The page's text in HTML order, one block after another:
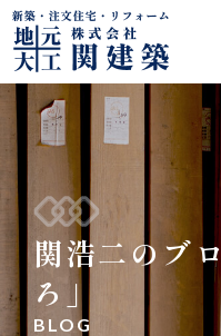
関浩二のブ
ろ」
BLOG